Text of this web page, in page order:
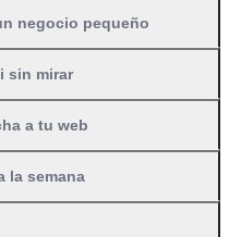
negocio pequeño
sin mirar
a tu web
la semana